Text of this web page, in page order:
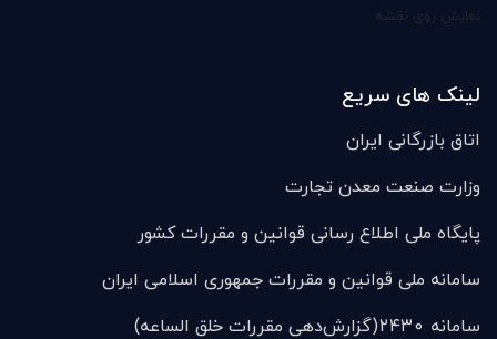
لینک های سریع
اتاق بازرگانی ایران
وزارت صنعت معدن تجارت
پایگاه ملی اطلاع رسانی قوانین و مقررات کشور
سامانه ملی قوانين و مقررات جمهوری اسلامی ایران
سامانه ۲۴۳۰(گزارش‌دهی مقررات خلق الساعه)